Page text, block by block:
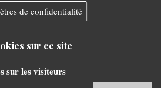
YourOSoft KFT
de confidentialité
sur ce site
sur les visiteurs